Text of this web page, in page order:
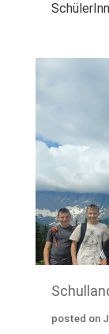
posted on